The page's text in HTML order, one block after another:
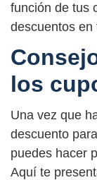
función de tus
descuentos en
los
Una vez que
descuento
puedes hacer
Aquí te